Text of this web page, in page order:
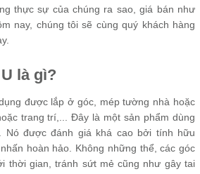
thực sự của chúng ra sao, giá bán như
nay, chúng tôi sẽ cùng quý khách hàng
là gì?
được lắp ở góc, mép tường nhà hoặc
trang trí,... Đây là một sản phẩm dùng
Nó được đánh giá khá cao bởi tính hữu
hoàn hảo. Không những thể, các góc
thời gian, tránh sứt mẻ cũng như gây tai